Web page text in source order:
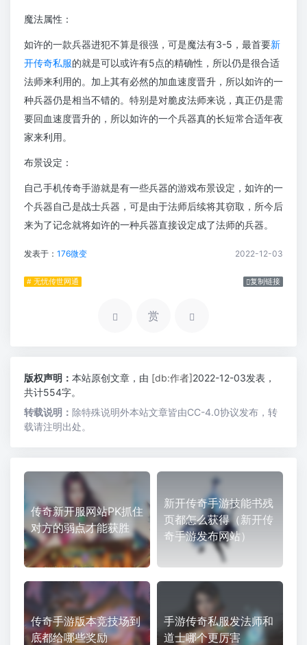
魔法属性：
如许的一款兵器进犯不算是很强，可是魔法有3-5，最首要新
开传奇私服的就是可以或许有5点的精确性，所以仍是很合适
法师来利用的。加上其有必然的加血速度晋升，所以如许的一
种兵器仍是相当不错的。特别是对脆皮法师来说，真正仍是需
要回血速度晋升的，所以如许的一个兵器真的长短常合适年夜
家来利用。
布景设定：
自己手机传奇手游就是有一些兵器的游戏布景设定，如许的一
个兵器自己是战士兵器，可是由于法师后续将其窃取，所今后
来为了记念就将如许的一种兵器直接设定成了法师的兵器。
发表于： 176微变 2022-12-03
# 无忧传世网通 复制链接
赏
版权声明： 本站原创文章，由 [db:作者]2022-12-03发表，
共计554字。
转载说明： 除特殊说明外本站文章皆由CC-4.0协议发布，转
载请注明出处。
传奇新开服网站PK抓住
对方的弱点才能获胜
新开传奇手游技能书残
页都怎么获得（新开传
奇手游发布网站）
传奇手游版本竞技场到
底都给哪些奖励
手游传奇私服发法师和
道士哪个更厉害